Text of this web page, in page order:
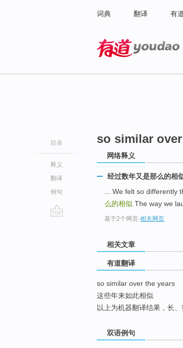
词典 翻译 有
目录
释义
翻译
例句
so similar
网络释义
经过数年又是那么的相
... We felt so differently
么的相似 The way we
基于2个网页-相关网页
相关文章
有道翻译
so similar over the years
这些年来如此相似
以上为机器翻译结果，长
双语例句